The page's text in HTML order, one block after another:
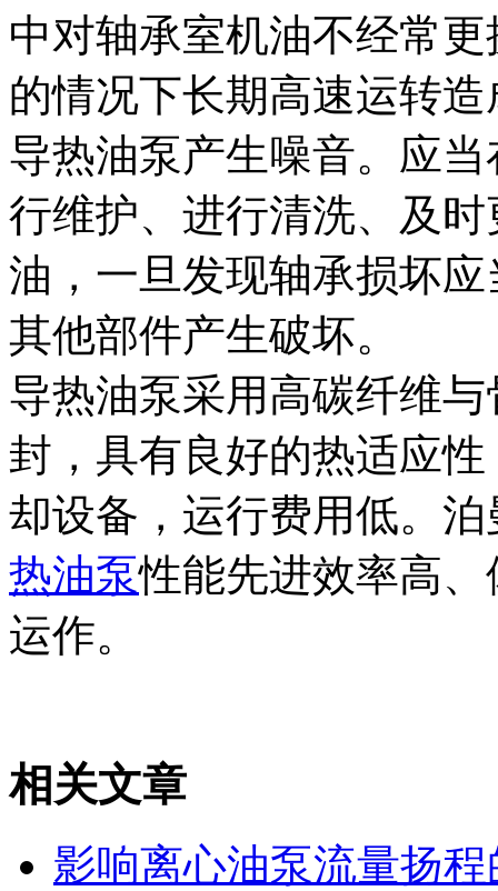
中对轴承室机油不经常
的情况下长期高速运转
导热油泵产生噪音。应
行维护、进行清洗、及
油，一旦发现轴承损坏
其他部件产生破坏。
导热油泵采用高碳纤维
封，具有良好的热适应
却设备，运行费用低。
热油泵性能先进效率高
运作。
相关文章
影响离心油泵流量扬